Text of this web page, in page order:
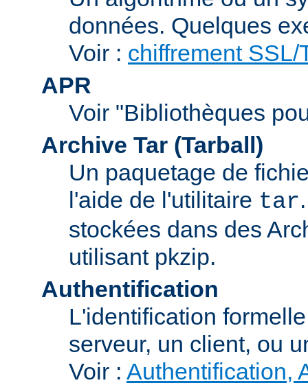
données. Quelques
Voir : chiffrement SSL/
APR
Voir "Bibliothèques
Archive Tar (Tarball)
Un paquetage de
l'aide de l'utilitaire tar
stockées dans des
utilisant pkzip.
Authentification
L'identification
serveur, un client, ou
Voir : Authentification,